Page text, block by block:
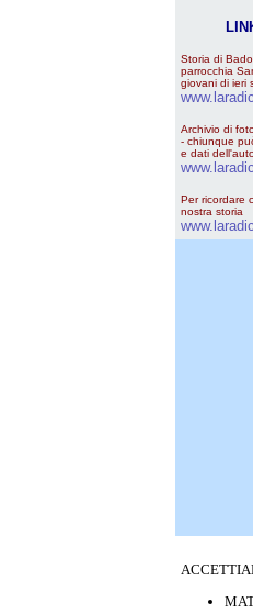
Storia di
parrocchia
giovani di ieri
Archivio di
- chiunque
e dati
Per ricordare
nostra storia